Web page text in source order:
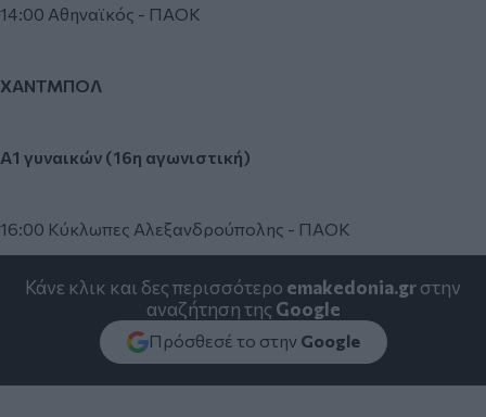
14:00 Αθηναϊκός - ΠΑΟΚ
ΧΑΝΤΜΠΟΛ
Α1 γυναικών (16η αγωνιστική)
16:00 Κύκλωπες Αλεξανδρούπολης - ΠΑΟΚ
Κάνε κλικ και δες περισσότερο emakedonia.grστην
αναζήτηση της Google
Πρόσθεσέ το στην Google